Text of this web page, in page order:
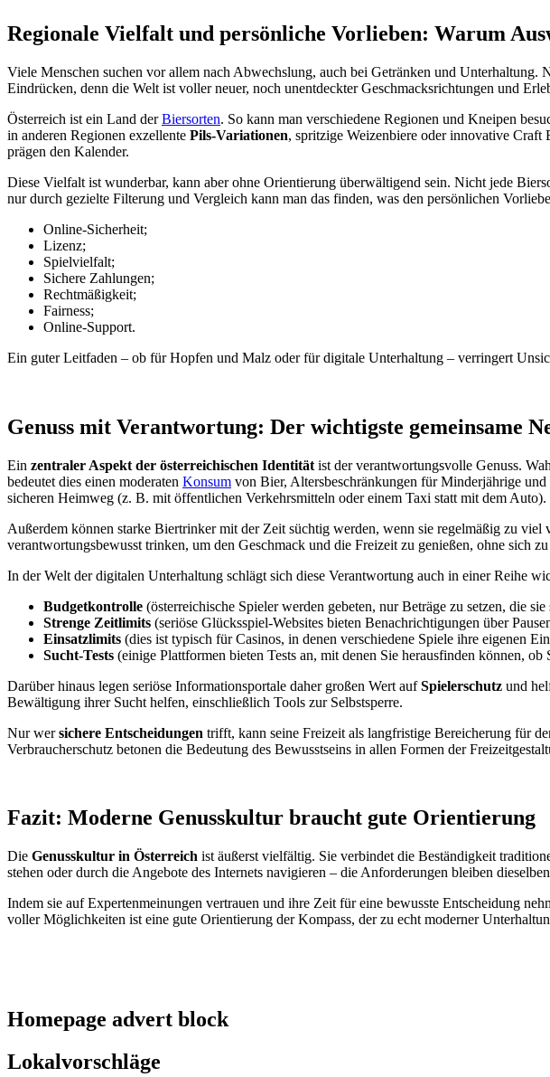
Regionale Vielfalt und persönliche Vorlieben: Warum
Viele Menschen suchen vor allem nach Abwechslung, auch bei Getränken und
Eindrücken, denn die Welt ist voller neuer, noch unentdeckter Geschmacksrichtungen und
Österreich ist ein Land derBiersorten. So kann man verschiedene Regionen und Kneipen
in anderen Regionen exzellente Pils-Variationen, spritzige Weizenbiere oder innovative
prägen den Kalender.
Diese Vielfalt ist wunderbar, kann aber ohne Orientierung überwältigend sein. Nicht jede
nur durch gezielte Filterung und Vergleich kann man das finden, was den persönlichen
Online-Sicherheit;
Lizenz;
Spielvielfalt;
Sichere Zahlungen;
Rechtmäßigkeit;
Fairness;
Online-Support.
Ein guter Leitfaden – ob für Hopfen und Malz oder für digitale Unterhaltung – verringert
Genuss mit Verantwortung: Der wichtigste gemeinsame
Ein zentraler Aspekt der österreichischen Identität ist der verantwortungsvolle Genuss.
bedeutet dies einen moderaten Konsum von Bier, Altersbeschränkungen für Minderjährige
sicheren Heimweg (z. B. mit öffentlichen Verkehrsmitteln oder einem Taxi statt mit dem Auto).
Außerdem können starke Biertrinker mit der Zeit süchtig werden, wenn sie regelmäßig zu
verantwortungsbewusst trinken, um den Geschmack und die Freizeit zu genießen, ohne sich
In der Welt der digitalen Unterhaltung schlägt sich diese Verantwortung auch in einer Reihe
Budgetkontrolle (österreichische Spieler werden gebeten, nur Beträge zu setzen, die
Strenge Zeitlimits (seriöse Glücksspiel-Websites bieten Benachrichtigungen über
Einsatzlimits (dies ist typisch für Casinos, in denen verschiedene Spiele ihre eigenen
Sucht-Tests (einige Plattformen bieten Tests an, mit denen Sie herausfinden können,
Darüber hinaus legen seriöse Informationsportale daher großen Wert aufSpielerschutz und
Bewältigung ihrer Sucht helfen, einschließlich Tools zur Selbstsperre.
Nur wersichere Entscheidungen trifft, kann seine Freizeit als langfristige Bereicherung für
Verbraucherschutz betonen die Bedeutung des Bewusstseins in allen Formen der
Fazit: Moderne Genusskultur braucht gute Orientierung
Die Genusskultur in Österreich ist äußerst vielfältig. Sie verbindet die Beständigkeit
stehen oder durch die Angebote des Internets navigieren – die Anforderungen bleiben
Indem sie auf Expertenmeinungen vertrauen und ihre Zeit für eine bewusste Entscheidung
voller Möglichkeiten ist eine gute Orientierung der Kompass, der zu echt moderner
Homepage advert block
Lokalvorschläge